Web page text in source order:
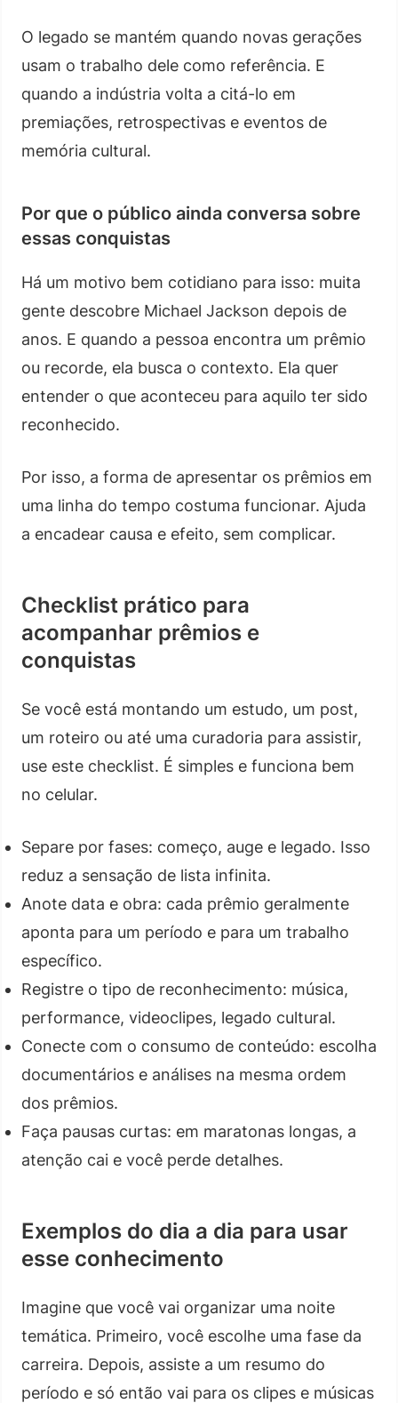
O legado se mantém quando novas gerações
usam o trabalho dele como referência. E
quando a indústria volta a citá-lo em
premiações, retrospectivas e eventos de
memória cultural.
Por que o público ainda conversa sobre
essas conquistas
Há um motivo bem cotidiano para isso: muita
gente descobre Michael Jackson depois de
anos. E quando a pessoa encontra um prêmio
ou recorde, ela busca o contexto. Ela quer
entender o que aconteceu para aquilo ter sido
reconhecido.
Por isso, a forma de apresentar os prêmios em
uma linha do tempo costuma funcionar. Ajuda
a encadear causa e efeito, sem complicar.
Checklist prático para
acompanhar prêmios e
conquistas
Se você está montando um estudo, um post,
um roteiro ou até uma curadoria para assistir,
use este checklist. É simples e funciona bem
no celular.
Separe por fases: começo, auge e legado. Isso
reduz a sensação de lista infinita.
Anote data e obra: cada prêmio geralmente
aponta para um período e para um trabalho
específico.
Registre o tipo de reconhecimento: música,
performance, videoclipes, legado cultural.
Conecte com o consumo de conteúdo: escolha
documentários e análises na mesma ordem
dos prêmios.
Faça pausas curtas: em maratonas longas, a
atenção cai e você perde detalhes.
Exemplos do dia a dia para usar
esse conhecimento
Imagine que você vai organizar uma noite
temática. Primeiro, você escolhe uma fase da
carreira. Depois, assiste a um resumo do
período e só então vai para os clipes e músicas